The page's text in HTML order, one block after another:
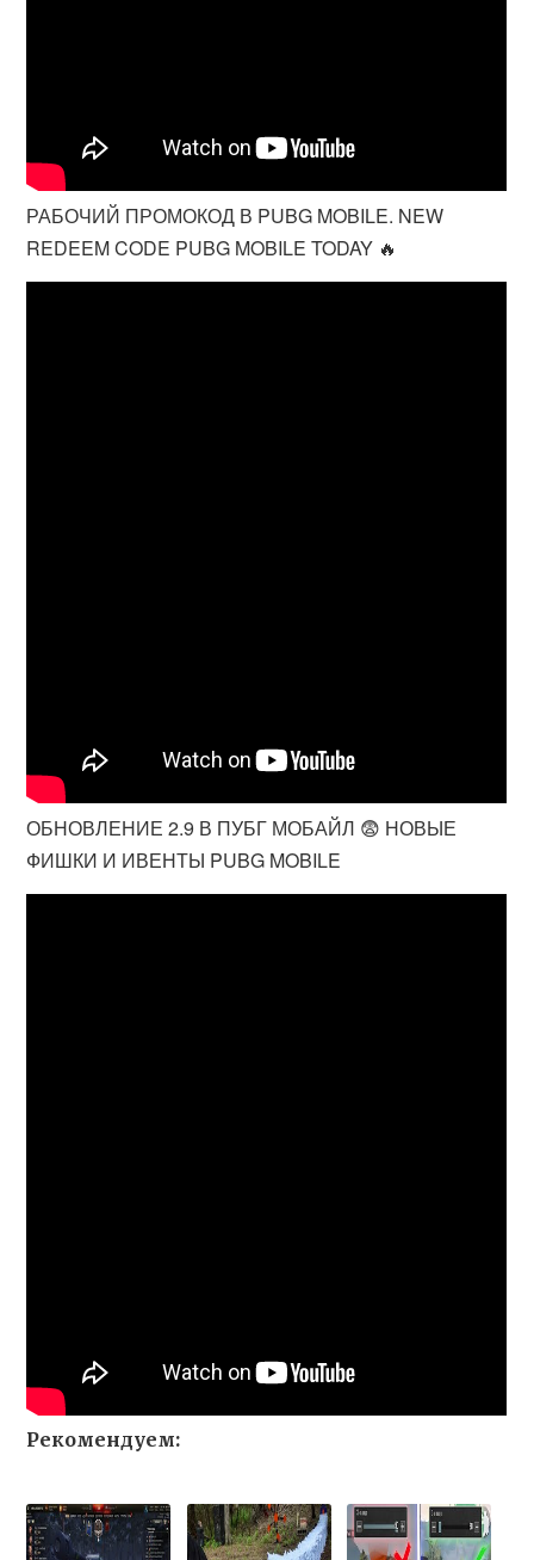
РАБОЧИЙ ПРОМОКОД В PUBG MOBILE. NEW
REDEEM CODE PUBG MOBILE TODAY 🔥
ОБНОВЛЕНИЕ 2.9 В ПУБГ МОБАЙЛ 😨 НОВЫЕ
ФИШКИ И ИВЕНТЫ PUBG MOBILE
Рекомендуем: